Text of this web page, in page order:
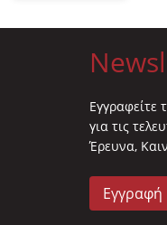
Eγγραφείτε
για τις
Έρευνα,
Εγγραφή